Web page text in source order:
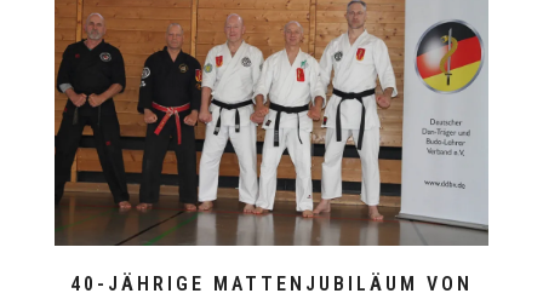
40-JÄHRIGE MATTENJUBILÄUM VON